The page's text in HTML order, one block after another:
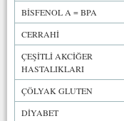
BİSFENOL A = BPA
CERRAHİ
ÇEŞİTLİ AKCİĞER
HASTALIKLARI
ÇÖLYAK GLUTEN
DİYABET